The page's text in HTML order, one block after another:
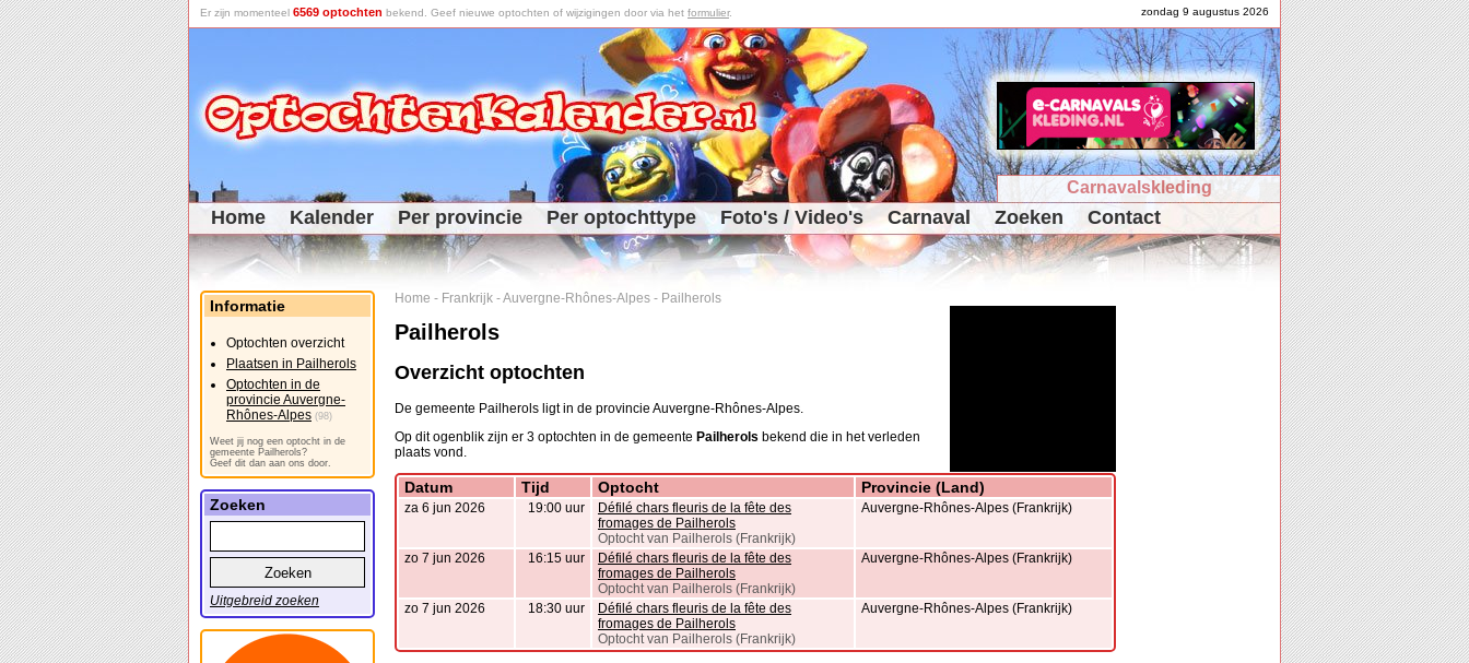
zondag 9 augustus 2026
Er zijn momenteel 6569 optochten bekend. Geef nieuwe optochten of wijzigingen door via het formulier.
Carnavalskleding
Home Kalender Per provincie Per optochttype Foto's / Video's Carnaval Zoeken Contact
Home - Frankrijk -Auvergne-Rhônes-Alpes - Pailherols
Pailherols
Overzicht optochten
De gemeente Pailherols ligt in de provincie Auvergne-Rhônes-Alpes.
Op dit ogenblik zijn er 3 optochten in de gemeente Pailherols bekend die in het verleden
plaats vond.
Datum Tijd Optocht Provincie (Land)
za 6 jun 2026 19:00 uur
Défilé chars fleuris de la fête des
fromages de Pailherols
Optocht van Pailherols (Frankrijk)
Auvergne-Rhônes-Alpes (Frankrijk)
zo 7 jun 2026 16:15 uur
Défilé chars fleuris de la fête des
fromages de Pailherols
Optocht van Pailherols (Frankrijk)
Auvergne-Rhônes-Alpes (Frankrijk)
zo 7 jun 2026 18:30 uur
Défilé chars fleuris de la fête des
fromages de Pailherols
Optocht van Pailherols (Frankrijk)
Auvergne-Rhônes-Alpes (Frankrijk)
Informatie
Optochten overzicht
Plaatsen in Pailherols
Optochten in de
provincie Auvergne-
Rhônes-Alpes (98)
Weet jij nog een optocht in de
gemeente Pailherols?
Geef dit dan aan ons door.
Zoeken
Uitgebreid zoeken